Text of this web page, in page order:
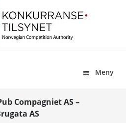
Meny
Compagniet AS –
AS